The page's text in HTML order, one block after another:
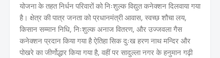
योजना के तहत निर्धन परिवारों को निःशुल्क विद्युत कनेक्शन दिलवाया गया
है। क्षेत्र की पात्र जनता को प्रधानमंत्री आवास, स्वच्छ शौचा लय,
किसान सम्मान निधि, निःशुल्क अनाज वितरण, और उज्जवला गैस
कनेक्शन प्रदान किया गया है ऐतिहा सिक दुःख हरण नाथ मन्दिर और
पोखरे का जीर्णोद्धार किया गया है, वहीं पर सादुल्ला नगर के हनुमान गढ़ी